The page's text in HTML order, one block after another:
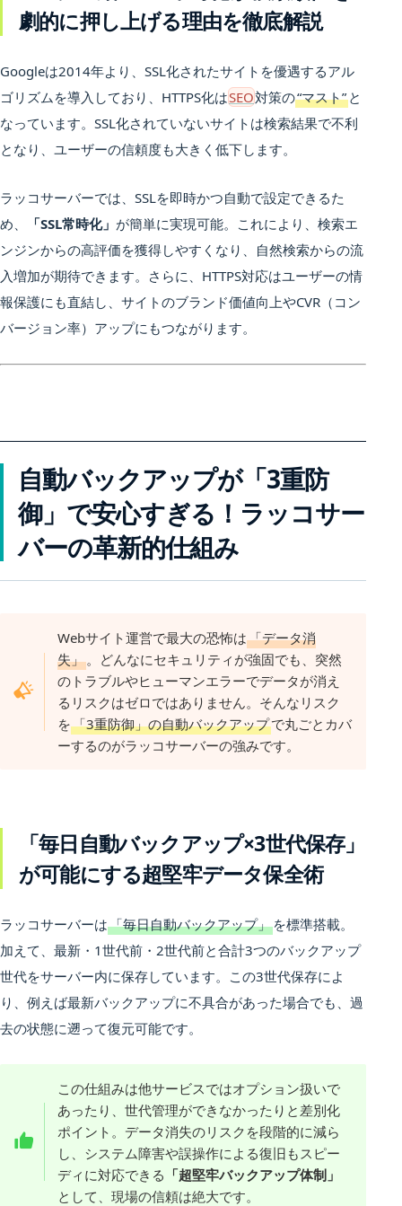
劇的に押し上げる理由を徹底解説
Googleは2014年より、SSL化されたサイトを優遇するアル
ゴリズムを導入しており、HTTPS化はSEO対策の“マスト” と
なっています。SSL化されていないサイトは検索結果で不利
となり、ユーザーの信頼度も大きく低下します。
ラッコサーバーでは、SSLを即時かつ自動で設定できるた
め、
「SSL常時化」 が簡単に実現可能。これにより、検索エ
ンジンからの高評価を獲得しやすくなり、自然検索からの流
入増加が期待できます。さらに、HTTPS対応はユーザーの情
報保護にも直結し、サイトのブランド価値向上やCVR（コン
バージョン率）アップにもつながります。
自動バックアップが「3重防
御」で安心すぎる！ラッコサー
バーの革新的仕組み
Webサイト運営で最大の恐怖は「データ消
失」。どんなにセキュリティが強固でも、突然
のトラブルやヒューマンエラーでデータが消え
るリスクはゼロではありません。そんなリスク
を「3重防御」の自動バックアップで丸ごとカバ
ーするのがラッコサーバーの強みです。
「毎日自動バックアップ×3世代保存」
が可能にする超堅牢データ保全術
ラッコサーバーは「毎日自動バックアップ」 を標準搭載。
加えて、最新・1世代前・2世代前と合計3つのバックアップ
世代をサーバー内に保存しています。この3世代保存によ
り、例えば最新バックアップに不具合があった場合でも、過
去の状態に遡って復元可能です。
この仕組みは他サービスではオプション扱いで
あったり、世代管理ができなかったりと差別化
ポイント。データ消失のリスクを段階的に減ら
し、システム障害や誤操作による復旧もスピー
ディに対応できる 「超堅牢バックアップ体制」
として、現場の信頼は絶大です。